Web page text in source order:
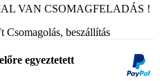
VAN CSOMAGFELADÁS !
Csomagolás, beszállítás
egyeztetett